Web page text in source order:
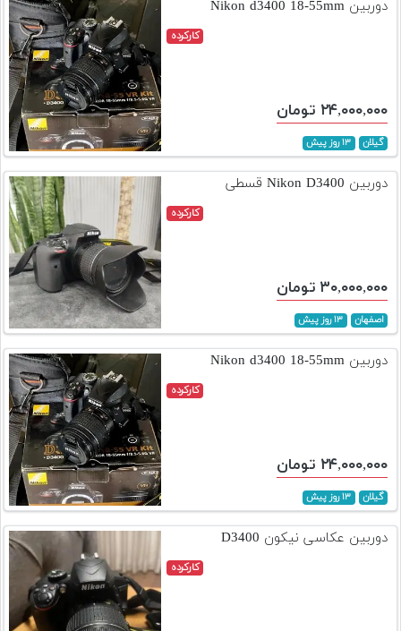
دوربین Nikon d3400 18-55mm
کارکرده
۲۴,۰۰۰,۰۰۰ تومان
گیلان ۱۳ روز پیش
دوربین Nikon D3400 قسطی
کارکرده
۳۰,۰۰۰,۰۰۰ تومان
اصفهان ۱۳ روز پیش
دوربین Nikon d3400 18-55mm
کارکرده
۲۴,۰۰۰,۰۰۰ تومان
گیلان ۱۳ روز پیش
دوربین عکاسی نیکون D3400
کارکرده